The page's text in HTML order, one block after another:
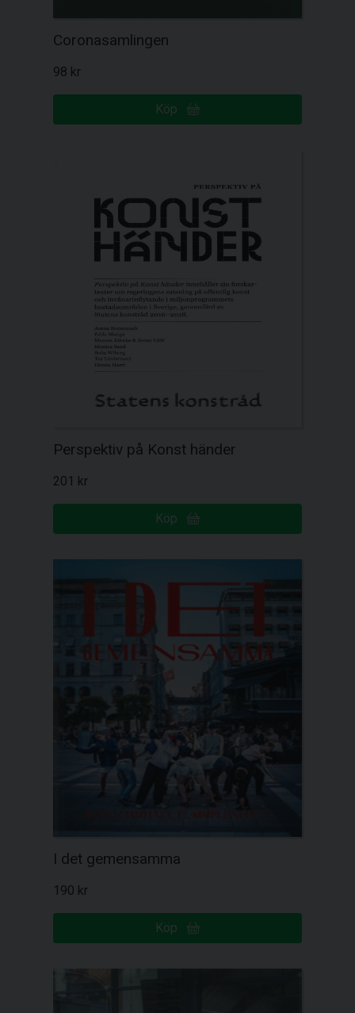
Coronasamlingen
98 kr
Köp
Perspektiv på Konst händer
201 kr
Köp
I det gemensamma
190 kr
Köp